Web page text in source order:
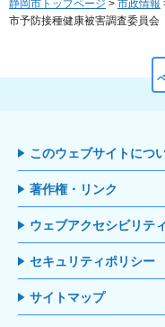
静岡市トップページ > 市政情報
市予防接種健康被害調査委員会
このウェブサイトにつ
著作権・リンク
ウェブアクセシビリテ
セキュリティポリシー
サイトマップ